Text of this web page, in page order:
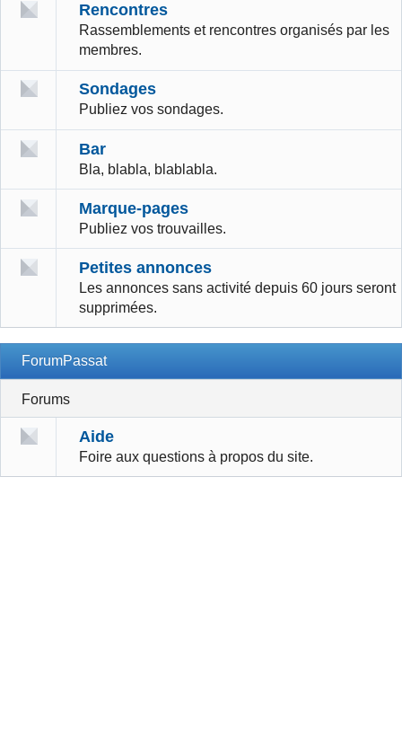
Rencontres
Rassemblements et rencontres organisés par les
membres.
Sondages
Publiez vos sondages.
Bar
Bla, blabla, blablabla.
Marque-pages
Publiez vos trouvailles.
Petites annonces
Les annonces sans activité depuis 60 jours seront
supprimées.
ForumPassat
Forums
Aide
Foire aux questions à propos du site.